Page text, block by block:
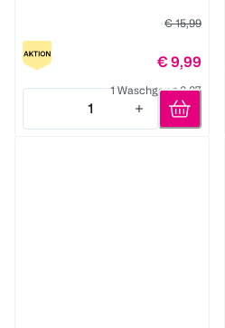
€ 15,99
€ 9,99
1 Waschgang 0,07
1
Quantity: 1